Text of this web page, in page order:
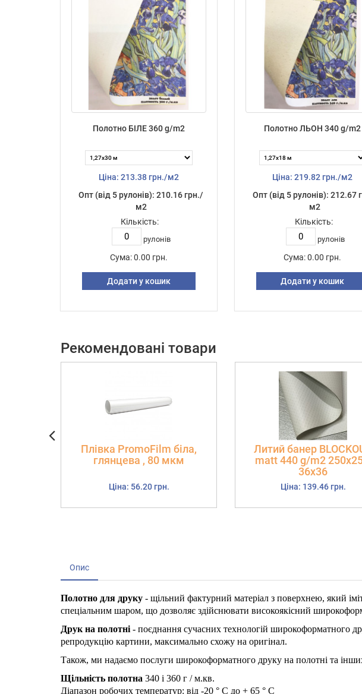
Полотно БІЛЕ 360 g/m2
Ціна: 213.38 грн./м2
Опт (від 5 рулонів): 210.16 грн./
м2
Кількість:
рулонів
Сума: 0.00 грн.
Додати у кошик
Полотно ЛЬОН 340 g/m2
Ціна: 219.82 грн./м2
Опт (від 5 рулонів): 212.67
м2
Кількість:
рулонів
Сума: 0.00 грн.
Додати у кошик
Рекомендовані товари
Плівка PromoFilm біла,
глянцева , 80 мкм
Ціна: 56.20 грн.
Литий банер
matt 440 g/m2
36х36
Ціна: 139.46 грн.
Опис
Полотно для друку - щільний фактурний матеріал з поверхнею, який
спеціальним шаром, що дозволяє здійснювати високоякісний
Друк на полотні - поєднання сучасних технологій широкоформатного
репродукцію картини, максимально схожу на оригінал.
Також, ми надаємо послуги широкоформатного друку на полотні та
Щільність полотна 340 і 360 г / м.кв.
Діапазон робочих температур: від -20 ° C до + 65 ° C